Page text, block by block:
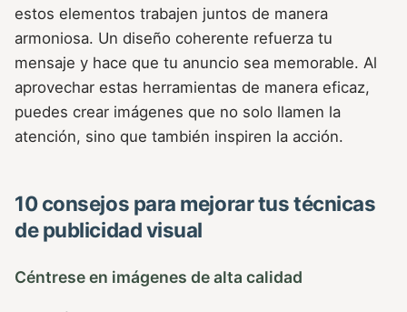
estos elementos trabajen juntos de manera
armoniosa. Un diseño coherente refuerza tu
mensaje y hace que tu anuncio sea memorable. Al
aprovechar estas herramientas de manera eficaz,
puedes crear imágenes que no solo llamen la
atención, sino que también inspiren la acción.
10 consejos para mejorar tus técnicas
de publicidad visual
Céntrese en imágenes de alta calidad